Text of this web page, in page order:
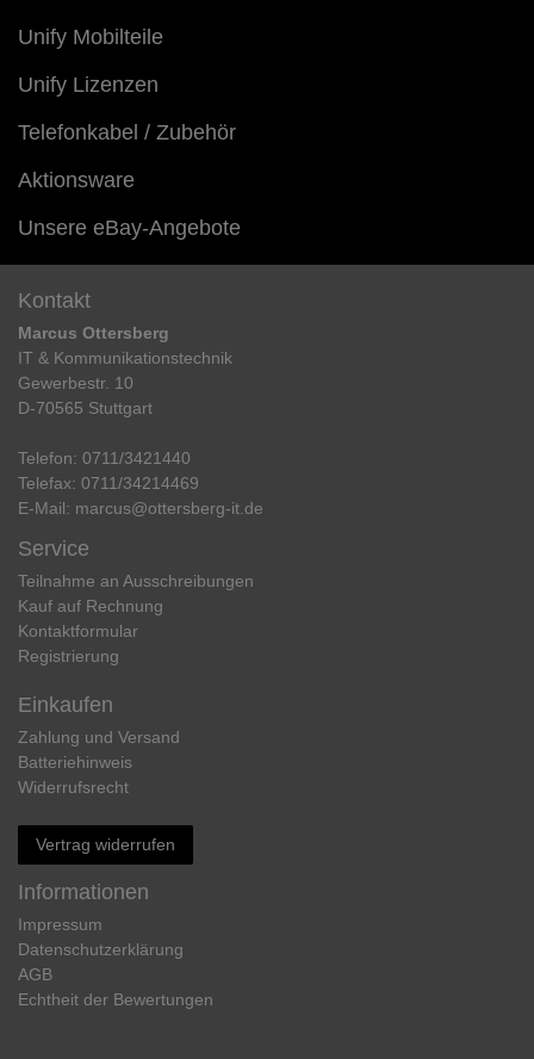
Unify Mobilteile
Unify Lizenzen
Telefonkabel / Zubehör
Aktionsware
Unsere eBay-Angebote
Kontakt
Marcus Ottersberg
IT & Kommunikationstechnik
Gewerbestr. 10
D-70565 Stuttgart
Telefon: 0711/3421440
Telefax: 0711/34214469
E-Mail: marcus@ottersberg-it.de
Service
Teilnahme an Ausschreibungen
Kauf auf Rechnung
Kontaktformular
Registrierung
Einkaufen
Zahlung und Versand
Batteriehinweis
Widerrufs­recht
Vertrag widerrufen
Informationen
Impressum
Daten­schutz­erklärung
AGB
Echtheit der Bewertungen